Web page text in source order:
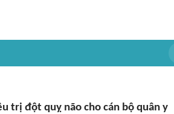
trị đột quỵ não cho cán bộ quân y